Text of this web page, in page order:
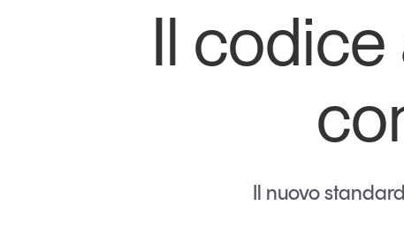
Economia e consumi
Il
Il nuovo